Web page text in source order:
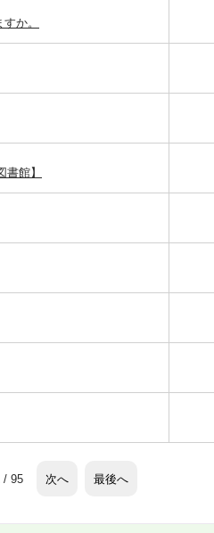
か。
館】
/ 95 次へ 最後へ